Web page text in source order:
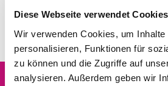
Diese Webseite verwendet Cookies
Wir verwenden Cookies, um Inhalte
personalisieren, Funktionen für
zu können und die Zugriffe auf
analysieren. Außerdem geben wir